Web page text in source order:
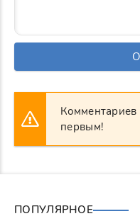
первым!
ПОПУЛЯРНОЕ